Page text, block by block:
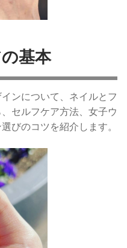
基本
ンについて、ネイルとフ
セルフケア方法、女子ウ
びのコツを紹介します。